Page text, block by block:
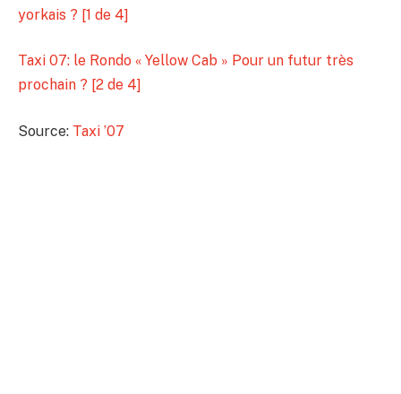
yorkais ? [1 de 4]
Taxi 07: le Rondo « Yellow Cab » Pour un futur très
prochain ? [2 de 4]
Source: Taxi ’07